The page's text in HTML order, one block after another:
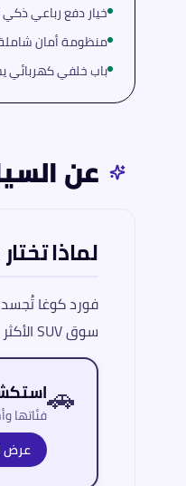
خيار دفع رباعي
منظومة أمان شاملة
باب خلفي كهربائي
عن
لماذا تختار
سوق SUV الأكثر ازدحاماً في مصر.
🚗فئاتها
عرض